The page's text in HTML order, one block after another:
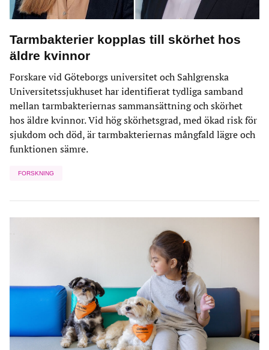
Tarmbakterier kopplas till skörhet hos
äldre kvinnor
Forskare vid Göteborgs universitet och Sahlgrenska
Universitetssjukhuset har identifierat tydliga samband
mellan tarmbakteriernas sammansättning och skörhet
hos äldre kvinnor. Vid hög skörhetsgrad, med ökad risk för
sjukdom och död, är tarmbakteriernas mångfald lägre och
funktionen sämre.
FORSKNING